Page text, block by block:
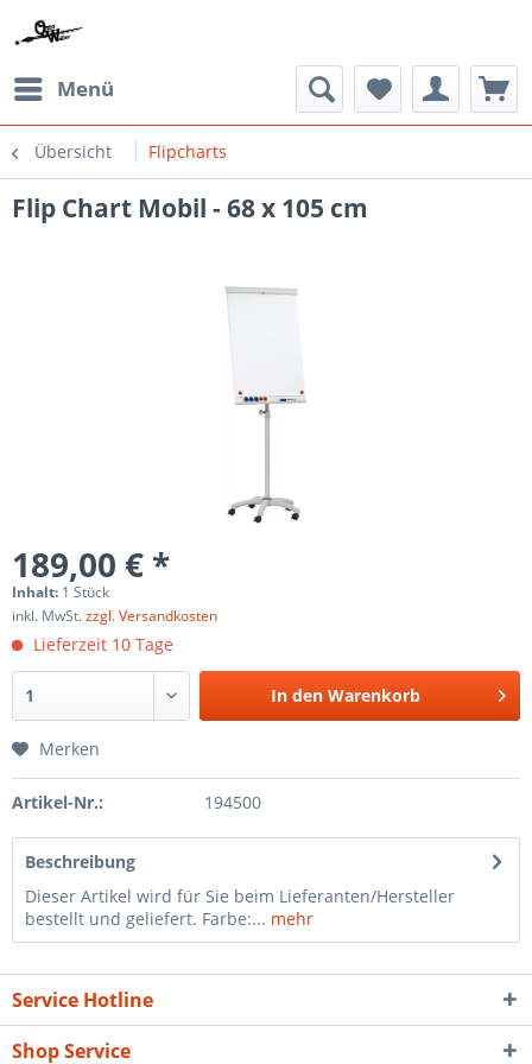
Menü
Übersicht Flipcharts
Flip Chart Mobil - 68 x 105 cm
189,00 € *
Inhalt: 1 Stück
inkl. MwSt.zzgl. Versandkosten
Lieferzeit 10 Tage
In den Warenkorb
Merken
Artikel-Nr.: 194500
Beschreibung
Dieser Artikel wird für Sie beim Lieferanten/Hersteller
bestellt und geliefert. Farbe:... mehr
Service Hotline
Shop Service